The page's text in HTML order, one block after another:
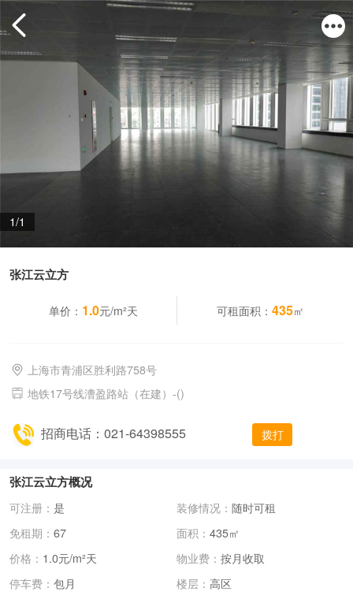
1/1
张江云立方
单价： 1.0元/m²天 可租面积：435㎡
上海市青浦区胜利路758号
地铁17号线漕盈路站（在建）-()
招商电话：021-64398555 拨打
张江云立方概况
可注册： 是 装修情况： 随时可租
免租期： 67 面积： 435㎡
价格： 1.0元/m²天 物业费： 按月收取
停车费： 包月 楼层： 高区